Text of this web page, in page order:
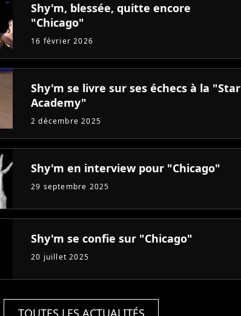
Shy'm, blessée, quitte encore
"Chicago"
16 février 2026
Shy'm se livre sur ses échecs à la "Star
Academy"
2 décembre 2025
Shy'm en interview pour "Chicago"
29 septembre 2025
Shy'm se confie sur "Chicago"
20 juillet 2025